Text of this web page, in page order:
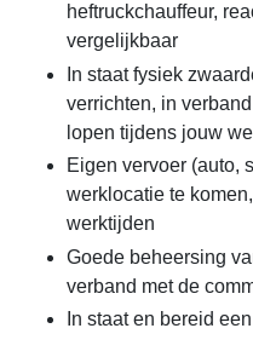
heftruckchauffeur,
vergelijkbaar
In staat fysiek
verrichten, in
lopen tijdens jouw
Eigen vervoer (auto,
werklocatie te
werktijden
Goede beheersing
verband met de
In staat en bereid